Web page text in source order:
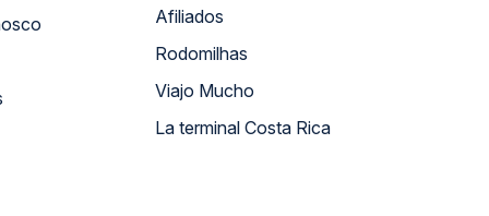
Afiliados
Rodomilhas
Viajo Mucho
La terminal Costa Rica